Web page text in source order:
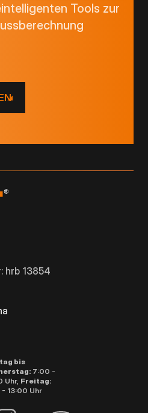
Tools zur
hrb 13854
bis
7:00 -
Uhr, Freitag:
13:00 Uhr